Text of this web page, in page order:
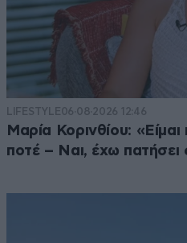
LIFESTYLE06·08·2026 12:46
Μαρία Κορινθίου:
ποτέ – Ναι, έχω πατήσει